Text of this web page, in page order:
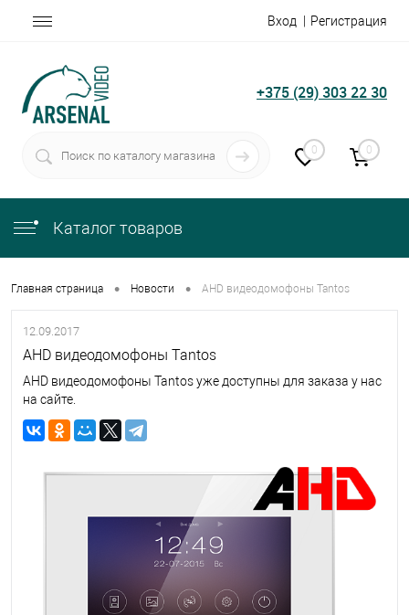
Вход Регистрация
+375 (29) 303 22 30
0 0
Каталог товаров
Главная страница • Новости • AHD видеодомофоны Tantos
12.09.2017
AHD видеодомофоны Tantos
AHD видеодомофоны Tantos уже доступны для заказа у нас
на сайте.